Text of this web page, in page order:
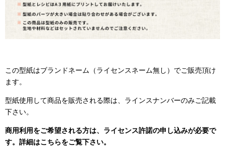
この型紙はブランドネーム（ライセンスネーム無し）でご販売頂け
ます。
型紙使用して商品を販売される際は、ラインスナンバーのみご記載
下さい。
商用利用をご希望される方は、ライセンス許諾の申し込みが必要で
す。詳細はこちらをご覧下さい。